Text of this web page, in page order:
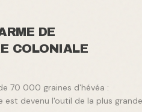
DE
COLONIALE
70 000 graines d'hévéa :
devenu l'outil de la plus grande